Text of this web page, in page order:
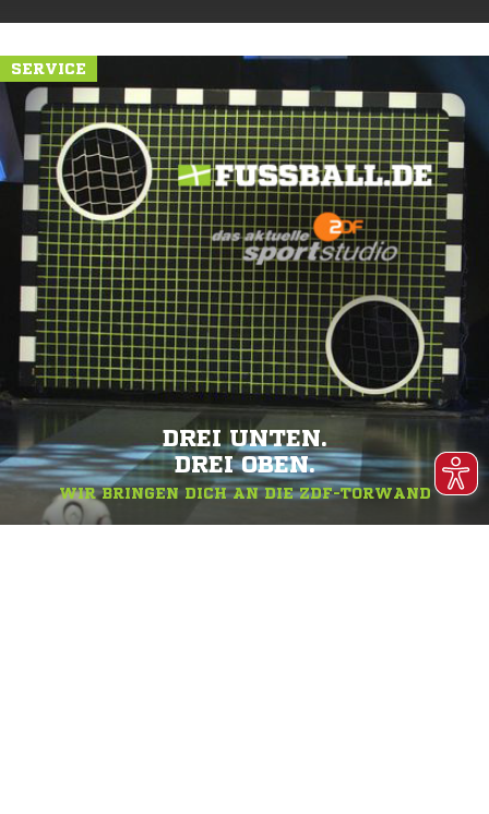
SERVICE
DREI UNTEN.
DREI OBEN.
WIR BRINGEN DICH AN DIE ZDF-TORWAND